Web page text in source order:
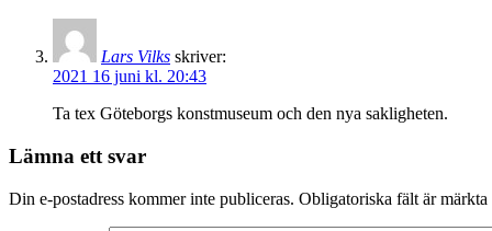
Lars Vilks skriver:
2021 16 juni kl. 20:43
Ta tex Göteborgs konstmuseum och den nya sakligheten.
Lämna ett svar
Din e-postadress kommer inte publiceras. Obligatoriska fält är märkta